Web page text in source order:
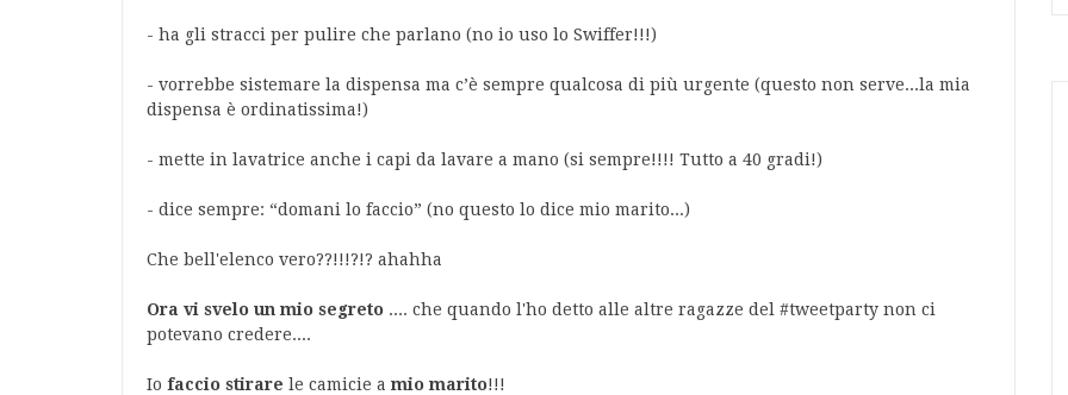
- ha gli stracci per pulire che parlano (no io uso lo Swiffer!!!)
- vorrebbe sistemare la dispensa ma c’è sempre qualcosa di più urgente (questo non serve...la mia
dispensa è ordinatissima!)
- mette in lavatrice anche i capi da lavare a mano (si sempre!!!! Tutto a 40 gradi!)
- dice sempre: “domani lo faccio” (no questo lo dice mio marito...)
Che bell'elenco vero??!!!?!? ahahha
Ora vi svelo un mio segreto .... che quando l'ho detto alle altre ragazze del #tweetparty non ci
potevano credere....
Io faccio stirare le camicie a mio marito!!!